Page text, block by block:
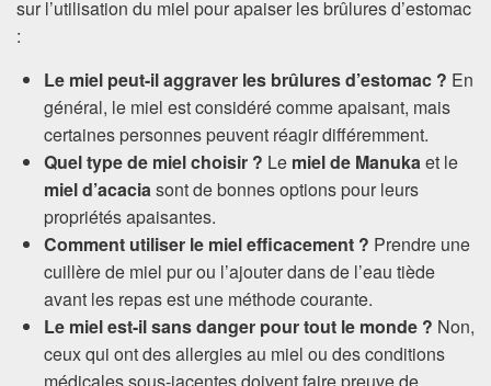
sur l’utilisation du miel pour apaiser les brûlures d’estomac
:
Le miel peut-il aggraver les brûlures d’estomac ? En
général, le miel est considéré comme apaisant, mais
certaines personnes peuvent réagir différemment.
Quel type de miel choisir ? Le miel de Manukaet le
miel d’acaciasont de bonnes options pour leurs
propriétés apaisantes.
Comment utiliser le miel efficacement ? Prendre une
cuillère de miel pur ou l’ajouter dans de l’eau tiède
avant les repas est une méthode courante.
Le miel est-il sans danger pour tout le monde ? Non,
ceux qui ont des allergies au miel ou des conditions